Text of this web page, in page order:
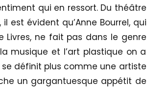
qui en ressort. Du théâtre
est évident qu’Anne Bourrel, qui
ne fait pas dans le genre
musique et l’art plastique on a
définit plus comme une artiste
un gargantuesque appétit de